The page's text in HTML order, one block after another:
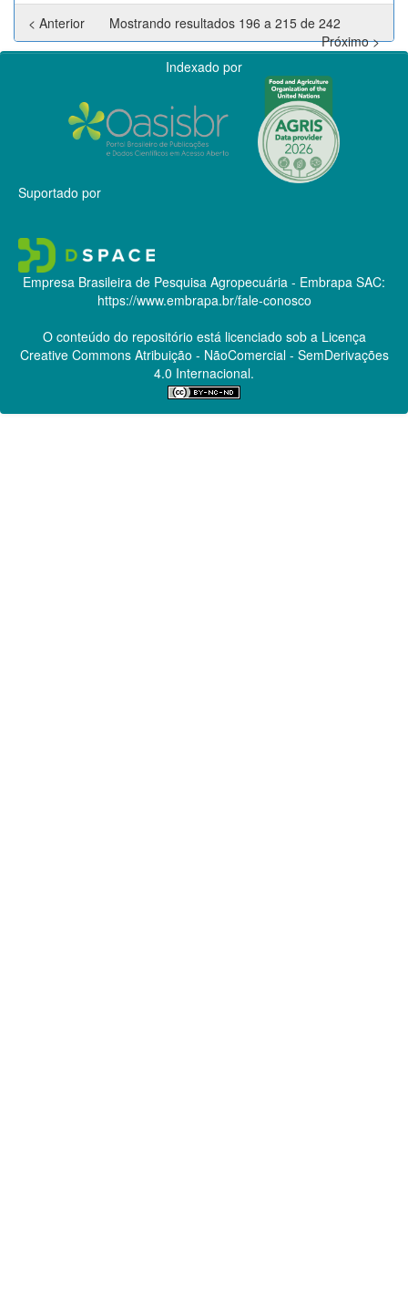
Mostrando resultados 196 a 215 de 242
< Anterior
Próximo >
Indexado por
Suportado por
Empresa Brasileira de Pesquisa Agropecuária - Embrapa SAC:
https://www.embrapa.br/fale-conosco
O conteúdo do repositório está licenciado sob a Licença
Creative CommonsAtribuição - NãoComercial - SemDerivações
4.0 Internacional.